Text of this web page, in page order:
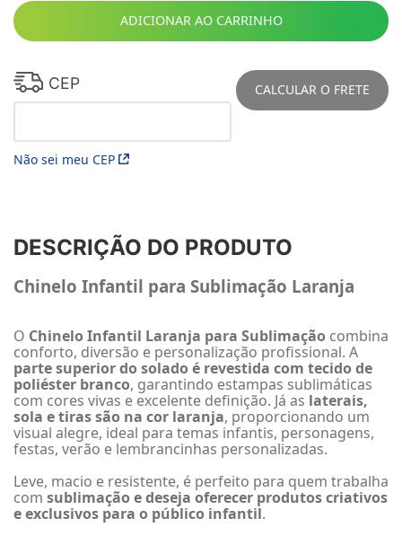
ADICIONAR AO CARRINHO
CEP
Não sei meu CEP
CALCULAR O FRETE
DESCRIÇÃO DO PRODUTO
Chinelo Infantil para Sublimação Laranja
O Chinelo Infantil Laranja para Sublimação combina
conforto, diversão e personalização profissional. A
parte superior do solado é revestida com tecido de
poliéster branco, garantindo estampas sublimáticas
com cores vivas e excelente definição. Já as laterais,
sola e tiras são na cor laranja, proporcionando um
visual alegre, ideal para temas infantis, personagens,
festas, verão e lembrancinhas personalizadas.
Leve, macio e resistente, é perfeito para quem trabalha
com sublimação e deseja oferecer produtos criativos
e exclusivos para o público infantil.